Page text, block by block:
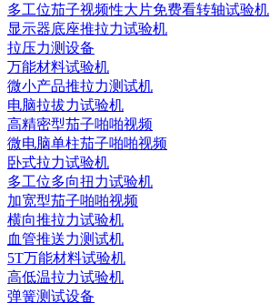
多工位茄子视频性大片免费看转轴试验机
显示器底座推拉力试验机
拉压力测设备
万能材料试验机
微小产品推拉力测试机
电脑拉拔力试验机
高精密型茄子啪啪视频
微电脑单柱茄子啪啪视频
卧式拉力试验机
多工位多向扭力试验机
加宽型茄子啪啪视频
横向推拉力试验机
血管推送力测试机
5T万能材料试验机
高低温拉力试验机
弹簧测试设备